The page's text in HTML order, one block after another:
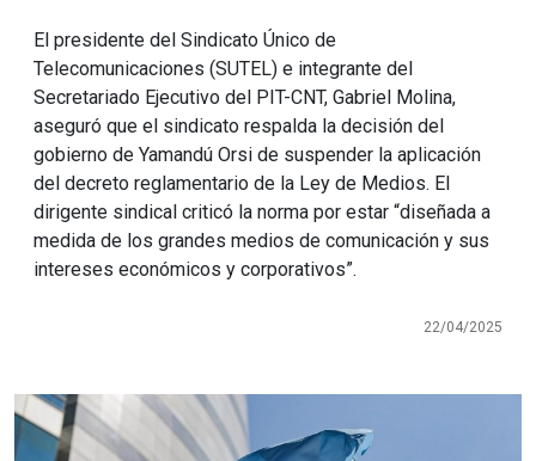
El presidente del Sindicato Único de
Telecomunicaciones (SUTEL) e integrante del
Secretariado Ejecutivo del PIT-CNT, Gabriel Molina,
aseguró que el sindicato respalda la decisión del
gobierno de Yamandú Orsi de suspender la aplicación
del decreto reglamentario de la Ley de Medios. El
dirigente sindical criticó la norma por estar “diseñada a
medida de los grandes medios de comunicación y sus
intereses económicos y corporativos”.
22/04/2025
Imagen